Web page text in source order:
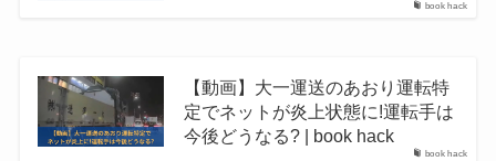
book hack
book hack
【動画】大一運送のあおり運転特
定でネットが炎上状態に!運転手は
今後どうなる? | book hack